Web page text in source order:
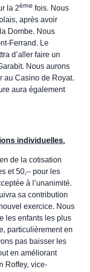
la 2ème fois. Nous
après avoir
Dombe. Nous
Ferrand. Le
d’aller faire un
Nous aurons
au Casino de Royat.
aura également
individuelles.
de la cotisation
et 50,– pour les
à l’unanimité.
sa contribution
exercice. Nous
les enfants les plus
particulièrement en
pas baisser les
en améliorant
Roffey, vice-